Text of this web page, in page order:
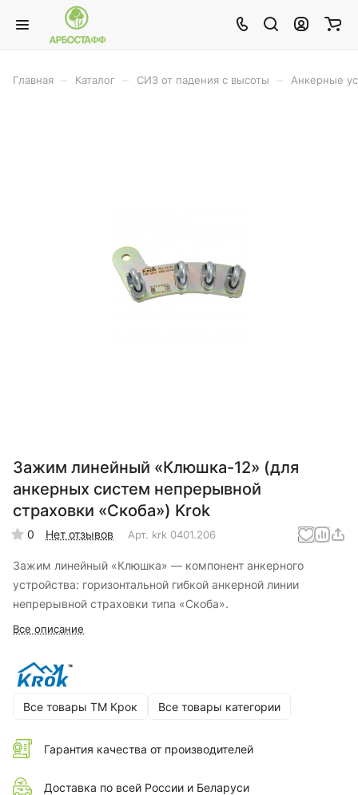
Главная Каталог СИЗ от падения с высоты Анкерные
Зажим линейный «Клюшка-12» (для
анкерных систем непрерывной
страховки «Скоба») Krok
0 Нет отзывов Арт. krk 0401.206
Зажим линейный «Клюшка» — компонент анкерного
устройства: горизонтальной гибкой анкерной линии
непрерывной страховки типа «Скоба».
Все описание
Все товары ТМ Крок Все товары категории
Гарантия качества от производителей
Доставка по всей России и Беларуси